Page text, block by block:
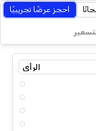
التسعير
احجز عرضًا تجريبيًا
الرأي